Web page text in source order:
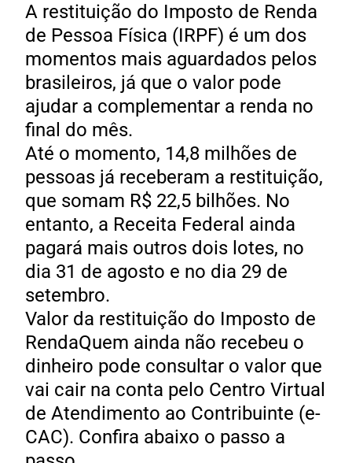
A restituição do Imposto de Renda
de Pessoa Física (IRPF) é um dos
momentos mais aguardados pelos
brasileiros, já que o valor pode
ajudar a complementar a renda no
final do mês.
Até o momento, 14,8 milhões de
pessoas já receberam a restituição,
que somam R$ 22,5 bilhões. No
entanto, a Receita Federal ainda
pagará mais outros dois lotes, no
dia 31 de agosto e no dia 29 de
setembro.
Valor da restituição do Imposto de
RendaQuem ainda não recebeu o
dinheiro pode consultar o valor que
vai cair na conta pelo Centro Virtual
de Atendimento ao Contribuinte (e-
CAC). Confira abaixo o passo a